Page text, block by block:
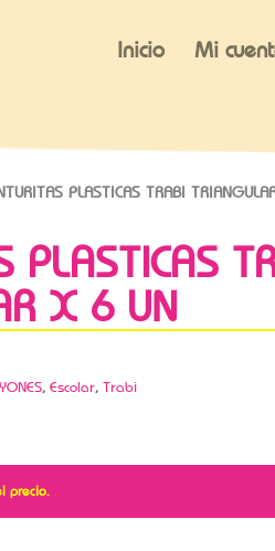
Inicio Mi
PLASTICAS TRABI
PLASTICAS
X 6 UN
, Escolar, Trabi
precio.